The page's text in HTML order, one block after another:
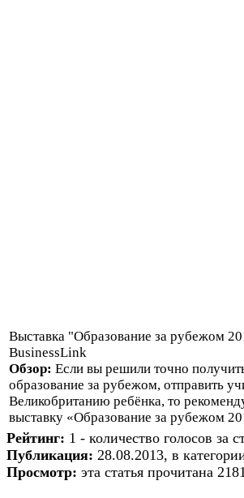
Выставка "Образование за рубежом
BusinessLink
Обзор: Если вы решили точно
образование за рубежом, отправить
Великобританию ребёнка, то
выставку «Образование за рубежом
Рейтинг: 1 - количество голосов за
Публикация: 28.08.2013, в
Просмотр: эта статья прочитана